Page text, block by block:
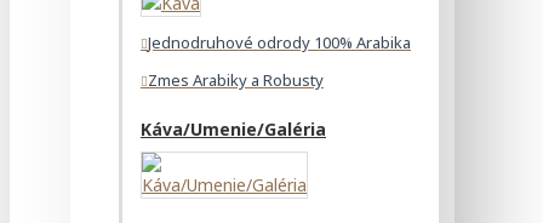
Jednodruhové odrody 100% Arabika
Zmes Arabiky a Robusty
Káva/Umenie/Galéria